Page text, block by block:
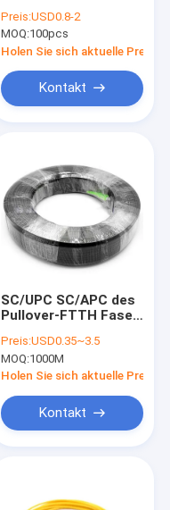
CAT 8 für Ethernet-
Kabel 40Gbps
2000MHz Laptops PS
4 Router-RJ45
Cable/CAT8
Preis:USD0.8-2
MOQ:100pcs
Holen Sie sich aktuelle Preis
Kontakt
SC/UPC SC/APC des
Pullover-FTTH Faser-
Transceiverkabel-
G657A im Freien
Preis:USD0.35~3.5
MOQ:1000M
Holen Sie sich aktuelle Preis
Kontakt